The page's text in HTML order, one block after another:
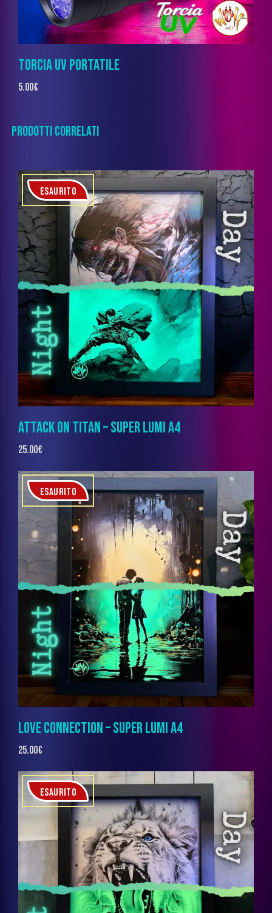
TORCIA UV PORTATILE
5.00€
PRODOTTI CORRELATI
ESAURITO
ATTACK ON TITAN – SUPER LUMI A4
25.00€
ESAURITO
LOVE CONNECTION – SUPER LUMI A4
25.00€
ESAURITO